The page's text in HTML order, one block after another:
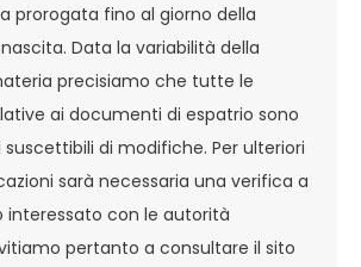
prorogata fino al giorno della
Data la variabilità della
precisiamo che tutte le
ai documenti di espatrio sono
di modifiche. Per ulteriori
sarà necessaria una verifica a
interessato con le autorità
pertanto a consultare il sito